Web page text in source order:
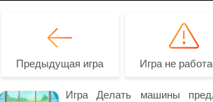
Предыдущая игра Игра не
Игра Делать машины